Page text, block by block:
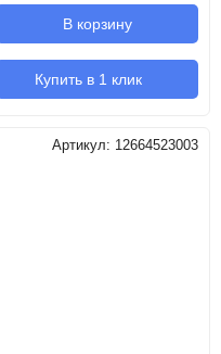
В корзину
Купить в 1 клик
Артикул: 12664523003